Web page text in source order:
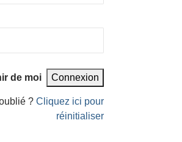
de moi
? Cliquez ici pour
réinitialiser